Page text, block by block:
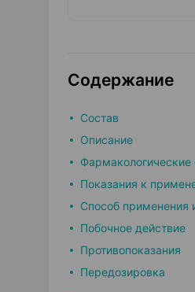
Содержание
Состав
Описание
Фармакологические
Показания к
Способ применения
Побочное действие
Противопоказания
Передозировка